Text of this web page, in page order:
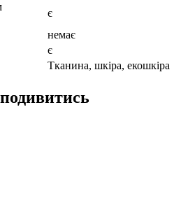
є
немає
є
Тканина, шкіра, екошкіра